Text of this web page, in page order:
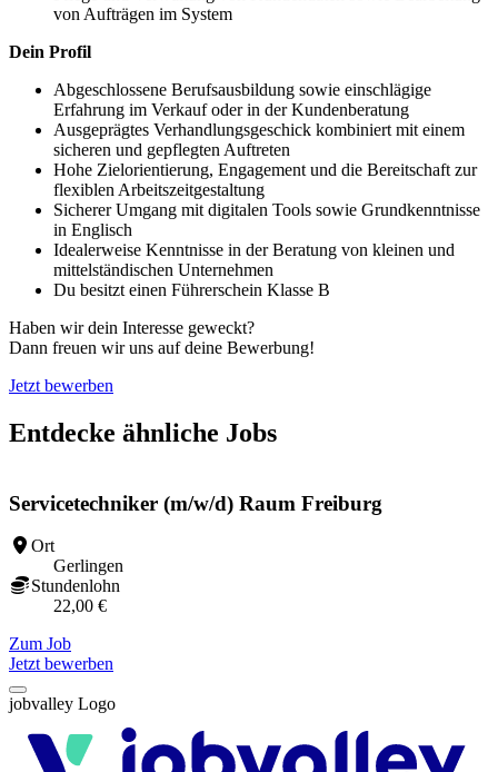
von Aufträgen im System
Dein Profil
Abgeschlossene Berufsausbildung sowie einschlägige
Erfahrung im Verkauf oder in der Kundenberatung
Ausgeprägtes Verhandlungsgeschick kombiniert mit einem
sicheren und gepflegten Auftreten
Hohe Zielorientierung, Engagement und die Bereitschaft zur
flexiblen Arbeitszeitgestaltung
Sicherer Umgang mit digitalen Tools sowie Grundkenntnisse
in Englisch
Idealerweise Kenntnisse in der Beratung von kleinen und
mittelständischen Unternehmen
Du besitzt einen Führerschein Klasse B
Haben wir dein Interesse geweckt?
Dann freuen wir uns auf deine Bewerbung!
Jetzt bewerben
Entdecke ähnliche Jobs
Servicetechniker (m/w/d) Raum Freiburg
Ort
Gerlingen
Stundenlohn
22,00 €
Zum Job
Jetzt bewerben
jobvalley Logo